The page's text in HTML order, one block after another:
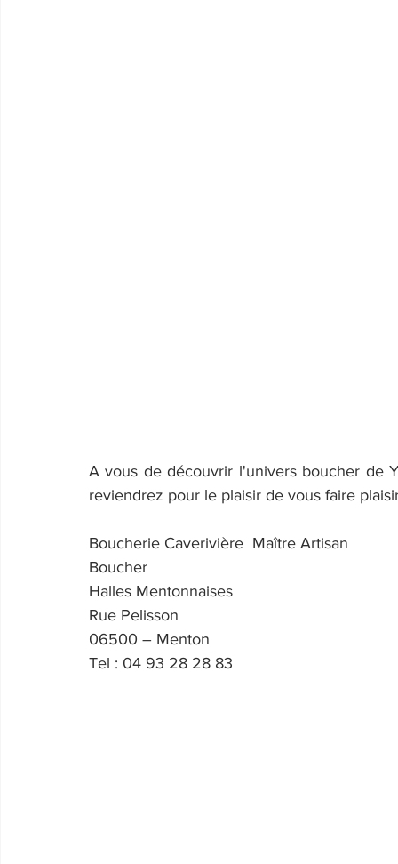
A vous de découvrir l'univers boucher de
reviendrez pour le plaisir de vous faire
Boucherie Caverivière  Maître Artisan
Boucher
Halles Mentonnaises
Rue Pelisson
06500 – Menton
Tel : 04 93 28 28 83